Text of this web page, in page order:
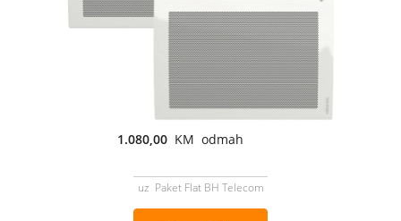
1.080,00 KM odmah
uz Paket Flat BH Telecom